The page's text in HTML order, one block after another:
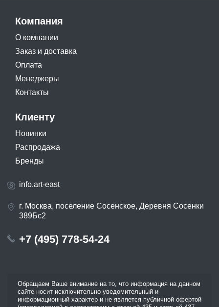
Компания
О компании
Заказ и доставка
Оплата
Менеджеры
Контакты
Клиенту
Новинки
Распродажа
Бренды
info.art-east
г. Москва, поселение Сосенское, Деревня Сосенки
389Бс2
+7 (495) 778-54-24
Обращаем Ваше внимание на то, что информация на данном
сайте носит исключительно уведомительный и
информационный характер и не является публичной офертой